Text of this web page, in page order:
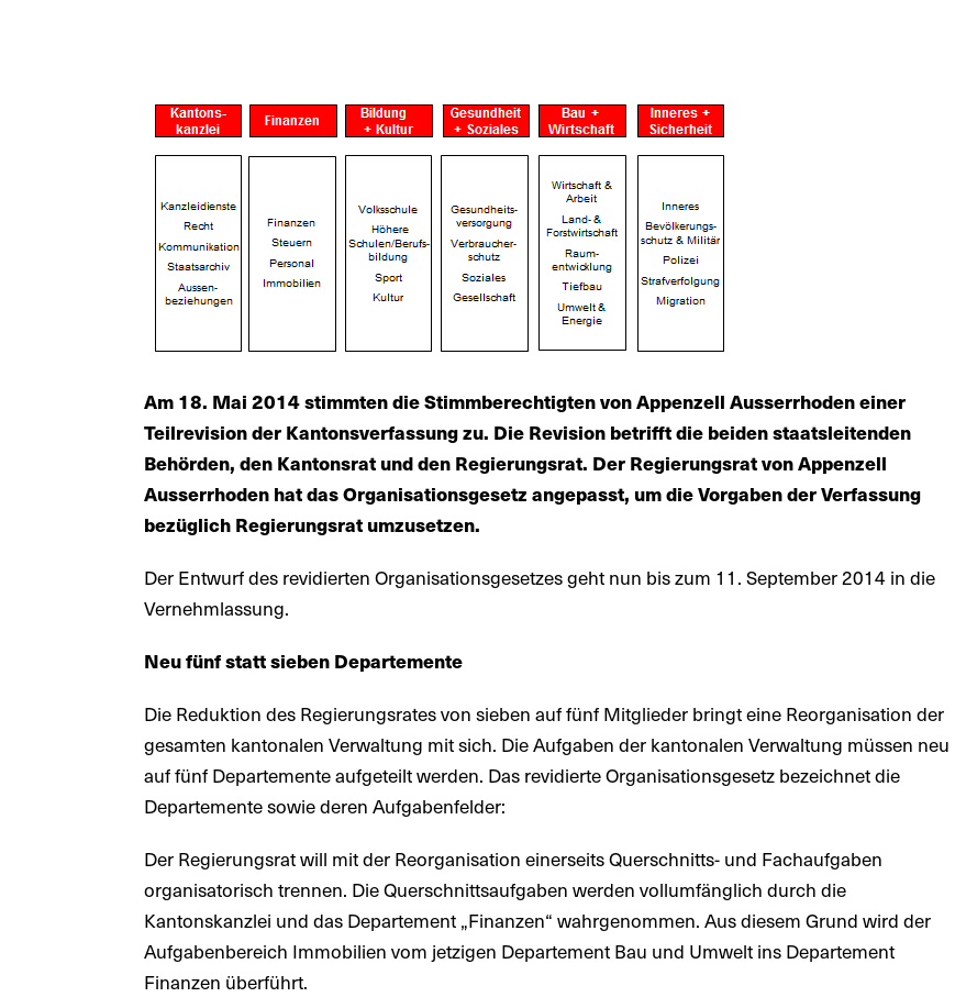
Am 18. Mai 2014 stimmten die Stimmberechtigten von Appenzell Ausserrhoden einer
Teilrevision der Kantonsverfassung zu. Die Revision betrifft die beiden staatsleitenden
Behörden, den Kantonsrat und den Regierungsrat. Der Regierungsrat von Appenzell
Ausserrhoden hat das Organisationsgesetz angepasst, um die Vorgaben der Verfassung
bezüglich Regierungsrat umzusetzen.
Der Entwurf des revidierten Organisationsgesetzes geht nun bis zum 11. September 2014 in die
Vernehmlassung.
Neu fünf statt sieben Departemente
Die Reduktion des Regierungsrates von sieben auf fünf Mitglieder bringt eine Reorganisation der
gesamten kantonalen Verwaltung mit sich. Die Aufgaben der kantonalen Verwaltung müssen neu
auf fünf Departemente aufgeteilt werden. Das revidierte Organisationsgesetz bezeichnet die
Departemente sowie deren Aufgabenfelder:
Der Regierungsrat will mit der Reorganisation einerseits Querschnitts- und Fachaufgaben
organisatorisch trennen. Die Querschnittsaufgaben werden vollumfänglich durch die
Kantonskanzlei und das Departement „Finanzen“ wahrgenommen. Aus diesem Grund wird der
Aufgabenbereich Immobilien vom jetzigen Departement Bau und Umwelt ins Departement
Finanzen überführt.